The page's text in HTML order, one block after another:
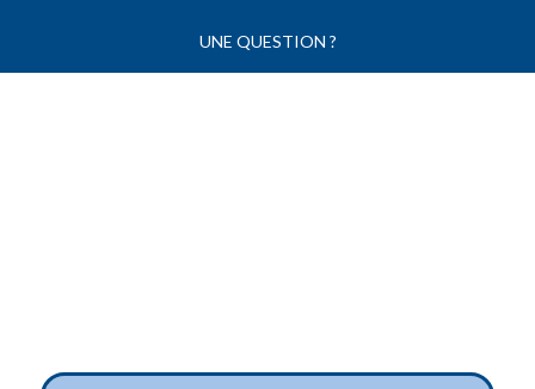
UNE QUESTION ?